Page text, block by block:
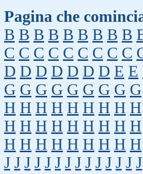
Pagina che
B B B B B B B B B
C C C C C C C C C
D D D D D D D E E
G G G G G G G G G
H H H H H H H H H
H H H H H H H H H
H H H H H H H H H
J J J J J J J J J J J J J J